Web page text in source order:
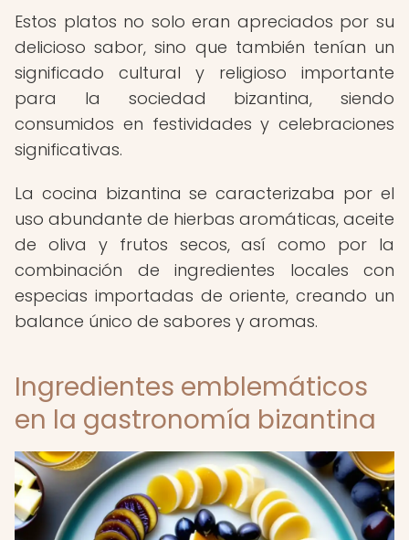
Estos platos no solo eran apreciados por su
delicioso sabor, sino que también tenían un
significado cultural y religioso importante
para la sociedad bizantina, siendo
consumidos en festividades y celebraciones
significativas.
La cocina bizantina se caracterizaba por el
uso abundante de hierbas aromáticas, aceite
de oliva y frutos secos, así como por la
combinación de ingredientes locales con
especias importadas de oriente, creando un
balance único de sabores y aromas.
Ingredientes emblemáticos
en la gastronomía bizantina